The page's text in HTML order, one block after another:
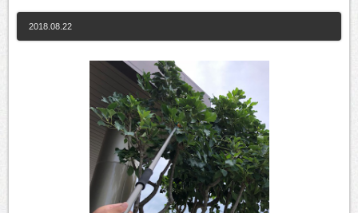
2018.08.22